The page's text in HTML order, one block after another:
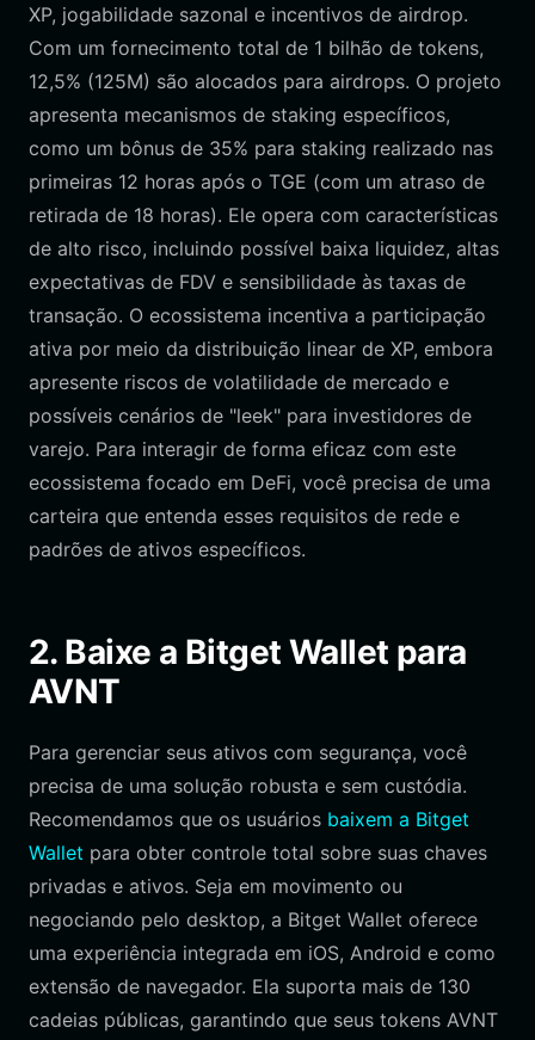
XP, jogabilidade sazonal e incentivos de airdrop.
Com um fornecimento total de 1 bilhão de tokens,
12,5% (125M) são alocados para airdrops. O projeto
apresenta mecanismos de staking específicos,
como um bônus de 35% para staking realizado nas
primeiras 12 horas após o TGE (com um atraso de
retirada de 18 horas). Ele opera com características
de alto risco, incluindo possível baixa liquidez, altas
expectativas de FDV e sensibilidade às taxas de
transação. O ecossistema incentiva a participação
ativa por meio da distribuição linear de XP, embora
apresente riscos de volatilidade de mercado e
possíveis cenários de "leek" para investidores de
varejo. Para interagir de forma eficaz com este
ecossistema focado em DeFi, você precisa de uma
carteira que entenda esses requisitos de rede e
padrões de ativos específicos.
2. Baixe a Bitget Wallet para
AVNT
Para gerenciar seus ativos com segurança, você
precisa de uma solução robusta e sem custódia.
Recomendamos que os usuários baixem a Bitget
Wallet para obter controle total sobre suas chaves
privadas e ativos. Seja em movimento ou
negociando pelo desktop, a Bitget Wallet oferece
uma experiência integrada em iOS, Android e como
extensão de navegador. Ela suporta mais de 130
cadeias públicas, garantindo que seus tokens AVNT